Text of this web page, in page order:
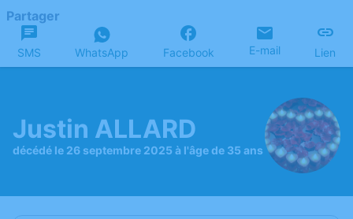
Partager
SMS WhatsApp Facebook E-mail Lien
Justin ALLARD
décédé le 26 septembre 2025 à l'âge de 35 ans